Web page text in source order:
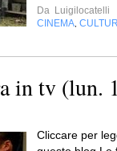
Da Luigilocatelli
CINEMA
in tv (lun.
Cliccare per